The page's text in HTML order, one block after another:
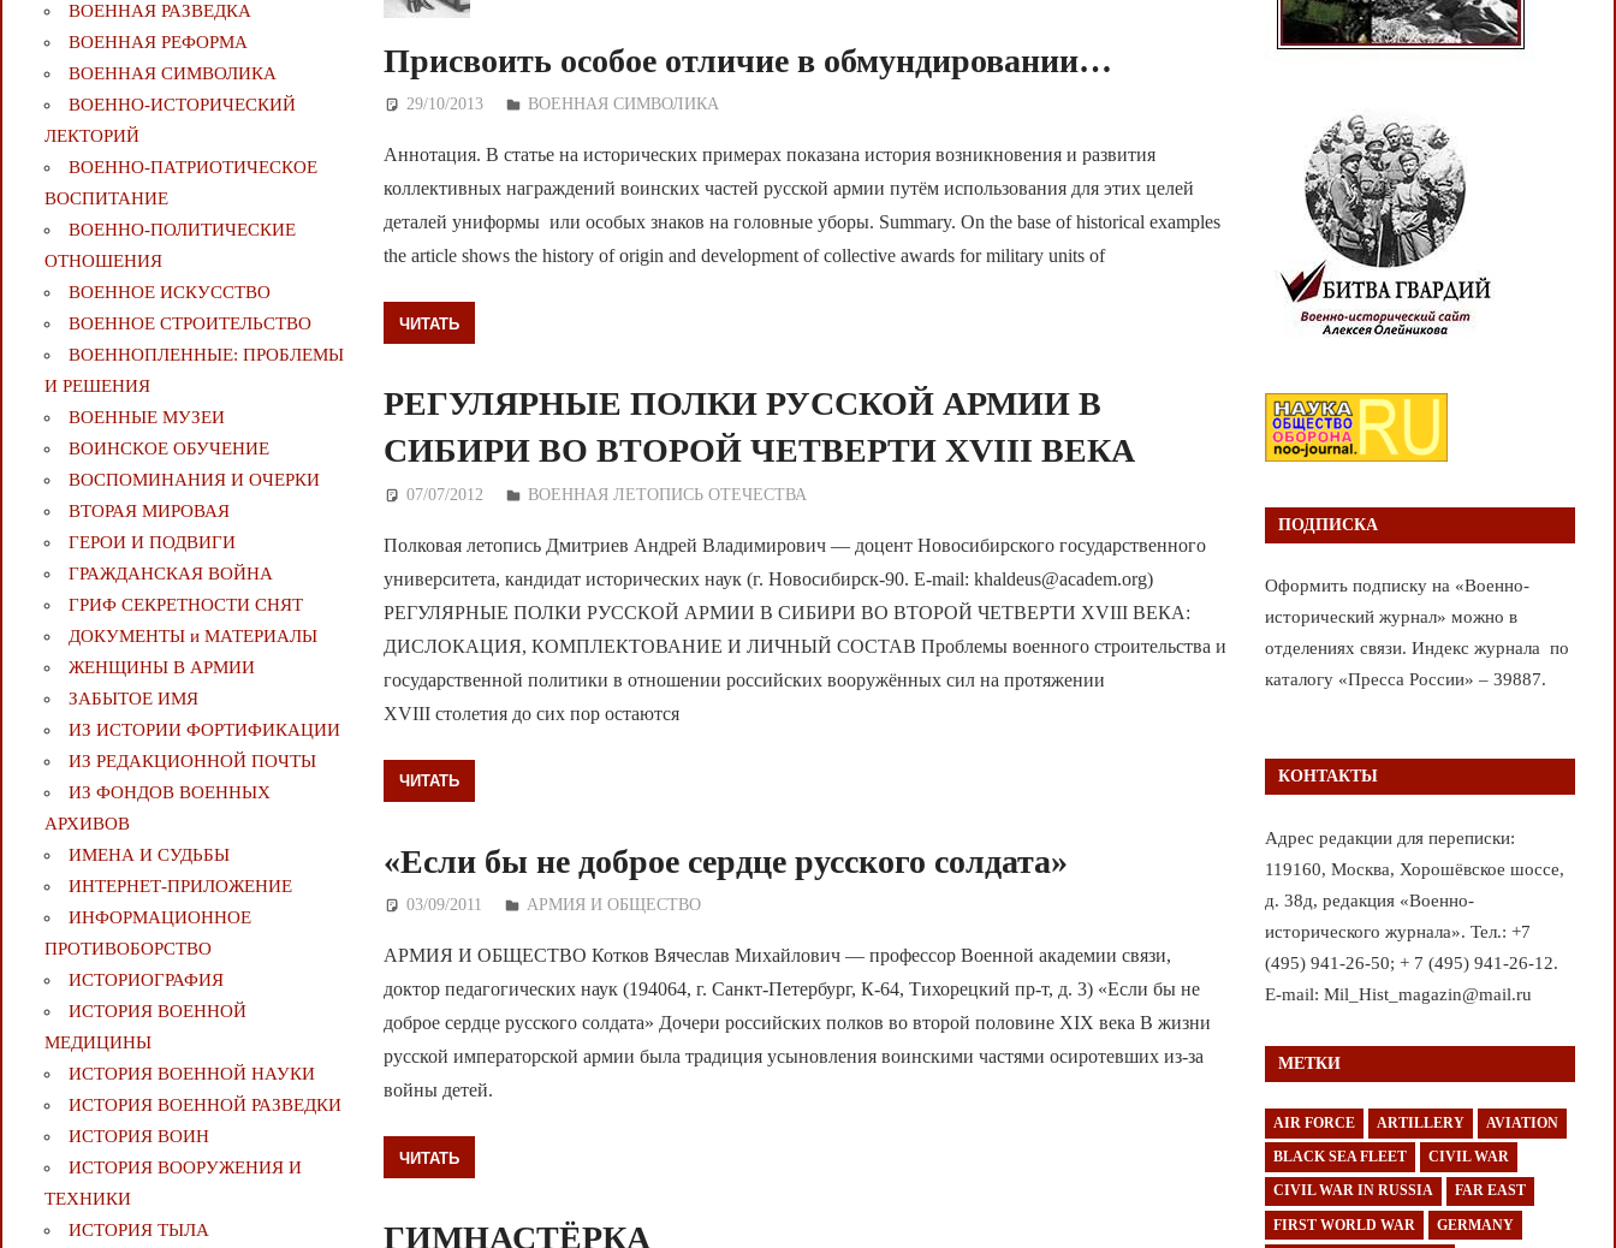
Присвоить особое отличие в обмундировании…
29/10/2013 Дежурный по Редакции
ВОЕННАЯ СИМВОЛИКА
Аннотация. В статье на исторических примерах показана история возникновения и развития
коллективных награждений воинских частей русской армии путём использования для этих целей
деталей униформы или особых знаков на головные уборы. Summary. On the base of historical examples
the article shows the history of origin and development of collective awards for military units of
ЧИТАТЬ
РЕГУЛЯРНЫЕ ПОЛКИ РУССКОЙ АРМИИ В
СИБИРИ ВО ВТОРОЙ ЧЕТВЕРТИ XVIII ВЕКА
07/07/2012 Дежурный по Редакции
ВОЕННАЯ ЛЕТОПИСЬ ОТЕЧЕСТВА
Полковая летопись Дмитриев Андрей Владимирович — доцент Новосибирского государственного
университета, кандидат исторических наук (г. Новосибирск-90. E-mail: khaldeus@academ.org)
РЕГУЛЯРНЫЕ ПОЛКИ РУССКОЙ АРМИИ В СИБИРИ ВО ВТОРОЙ ЧЕТВЕРТИ XVIII ВЕКА:
ДИСЛОКАЦИЯ, КОМПЛЕКТОВАНИЕ И ЛИЧНЫЙ СОСТАВ Проблемы военного строительства и
государственной политики в отношении российских вооружённых сил на протяжении
XVIII столетия до сих пор остаются
ЧИТАТЬ
«Если бы не доброе сердце русского солдата»
03/09/2011 Дежурный по Редакции
АРМИЯ И ОБЩЕСТВО
АРМИЯ И ОБЩЕСТВО Котков Вячеслав Михайлович — профессор Военной академии связи,
доктор педагогических наук (194064, г. Санкт-Петербург, К-64, Тихорецкий пр-т, д. 3) «Если бы не
доброе сердце русского солдата» Дочери российских полков во второй половине XIX века В жизни
русской императорской армии была традиция усыновления воинскими частями осиротевших из-за
войны детей.
ЧИТАТЬ
ГИМНАСТЁРКА
ВОЕННАЯ РАЗВЕДКА
ВОЕННАЯ РЕФОРМА
ВОЕННАЯ СИМВОЛИКА
ВОЕННО-ИСТОРИЧЕСКИЙ
ЛЕКТОРИЙ
ВОЕННО-ПАТРИОТИЧЕСКОЕ
ВОСПИТАНИЕ
ВОЕННО-ПОЛИТИЧЕСКИE
ОТНОШЕНИЯ
ВОЕННОЕ ИСКУССТВО
ВОЕННОЕ СТРОИТЕЛЬСТВО
ВОЕННОПЛЕННЫЕ: ПРОБЛЕМЫ
И РЕШЕНИЯ
ВОЕННЫЕ МУЗЕИ
ВОИНСКОЕ ОБУЧЕНИЕ
ВОСПОМИНАНИЯ И ОЧЕРКИ
ВТОРАЯ МИРОВАЯ
ГЕРОИ И ПОДВИГИ
ГРАЖДАНСКАЯ ВОЙНА
ГРИФ СЕКРЕТНОСТИ СНЯТ
ДОКУМЕНТЫ и МАТЕРИАЛЫ
ЖЕНЩИНЫ В АРМИИ
ЗАБЫТОЕ ИМЯ
ИЗ ИСТОРИИ ФОРТИФИКАЦИИ
ИЗ РЕДАКЦИОННОЙ ПОЧТЫ
ИЗ ФОНДОВ ВОЕННЫХ
АРХИВОВ
ИМЕНА И СУДЬБЫ
ИНТЕРНЕТ-ПРИЛОЖЕНИЕ
ИНФОРМАЦИОННОЕ
ПРОТИВОБОРСТВО
ИСТОРИОГРАФИЯ
ИСТОРИЯ ВОЕННОЙ
МЕДИЦИНЫ
ИСТОРИЯ ВОЕННОЙ НАУКИ
ИСТОРИЯ ВОЕННОЙ РАЗВЕДКИ
ИСТОРИЯ ВОИН
ИСТОРИЯ ВООРУЖЕНИЯ И
ТЕХНИКИ
ИСТОРИЯ ТЫЛА
ПОДПИСКА
Оформить подписку на «Военно-
исторический журнал» можно в
отделениях связи. Индекс журнала по
каталогу «Пресса России» – 39887.
КОНТАКТЫ
Адрес редакции для переписки:
119160, Москва, Хорошёвское шоссе,
д. 38д, редакция «Военно-
исторического журнала». Тел.: +7
(495) 941-26-50; + 7 (495) 941-26-12.
E-mail: Mil_Hist_magazin@mail.ru
МЕТКИ
AIR FORCE ARTILLERY AVIATION
BLACK SEA FLEET CIVIL WAR
CIVIL WAR IN RUSSIA FAR EAST
FIRST WORLD WAR GERMANY